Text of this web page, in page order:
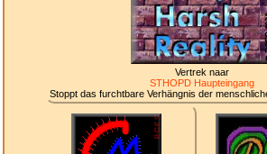
Vertrek naar
STHOPD Haupteingang
Stoppt das furchtbare Verhängnis der